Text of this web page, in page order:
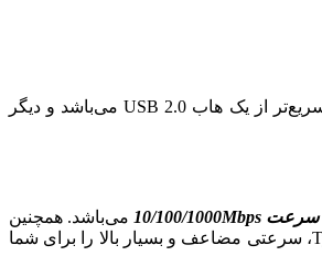
جابجا می‌کند. جالب است بدانید که سرعت DUB-1341 ده برابر سریع‌تر از یک هاب USB 2.0 می‌باشد و دیگر
می‌باشد. همچنین
خروجی Y-3095 از نوع Type C است که می‌توانید آن‌را به لپ تاپ یا کامپیوتر خود وصل کنید. این محصول نیز، سرعت بالایی داشته و به خاطر داشتن خروجی Type-C، سرعتی مضاعف و بسیار بالا را برای شما